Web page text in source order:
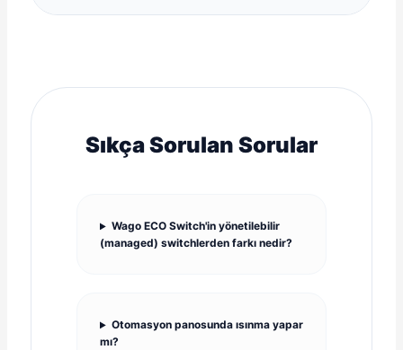
Sıkça Sorulan Sorular
Wago ECO Switch'in yönetilebilir
(managed) switchlerden farkı nedir?
Otomasyon panosunda ısınma yapar
mı?